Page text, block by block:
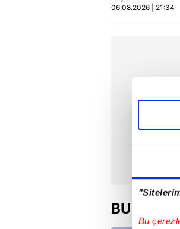
Bu
06.08.2026 | 21:34
BU HAFTA